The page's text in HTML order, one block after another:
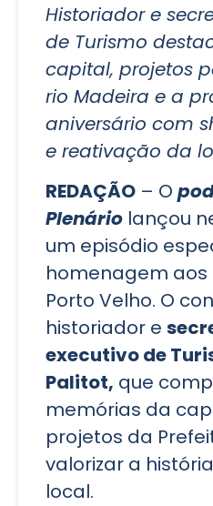
Historiador e
de Turismo
capital, projetos
rio Madeira e a
aniversário com
e reativação da
REDAÇÃO – O
Plenário lançou
um episódio
homenagem aos
Porto Velho. O
historiador e
executivo de
Palitot, que
memórias da
projetos da
valorizar a
local.